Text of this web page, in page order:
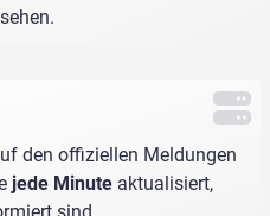
den offiziellen Meldungen
jede Minute aktualisiert,